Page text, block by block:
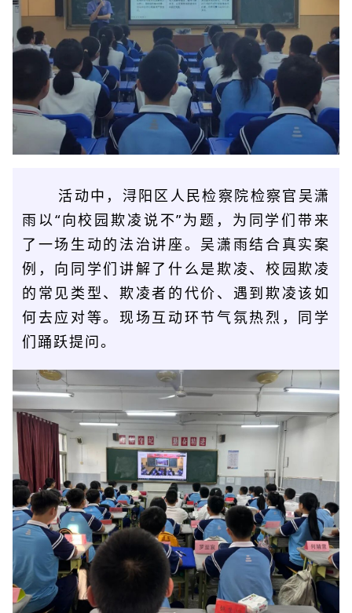
活动中，浔阳区人民检察院检察官吴潇
雨以“向校园欺凌说不”为题，为同学们带来
了一场生动的法治讲座。吴潇雨结合真实案
例，向同学们讲解了什么是欺凌、校园欺凌
的常见类型、欺凌者的代价、遇到欺凌该如
何去应对等。现场互动环节气氛热烈，同学
们踊跃提问。